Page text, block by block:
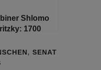
Shlomo
1700
was
, SENAT